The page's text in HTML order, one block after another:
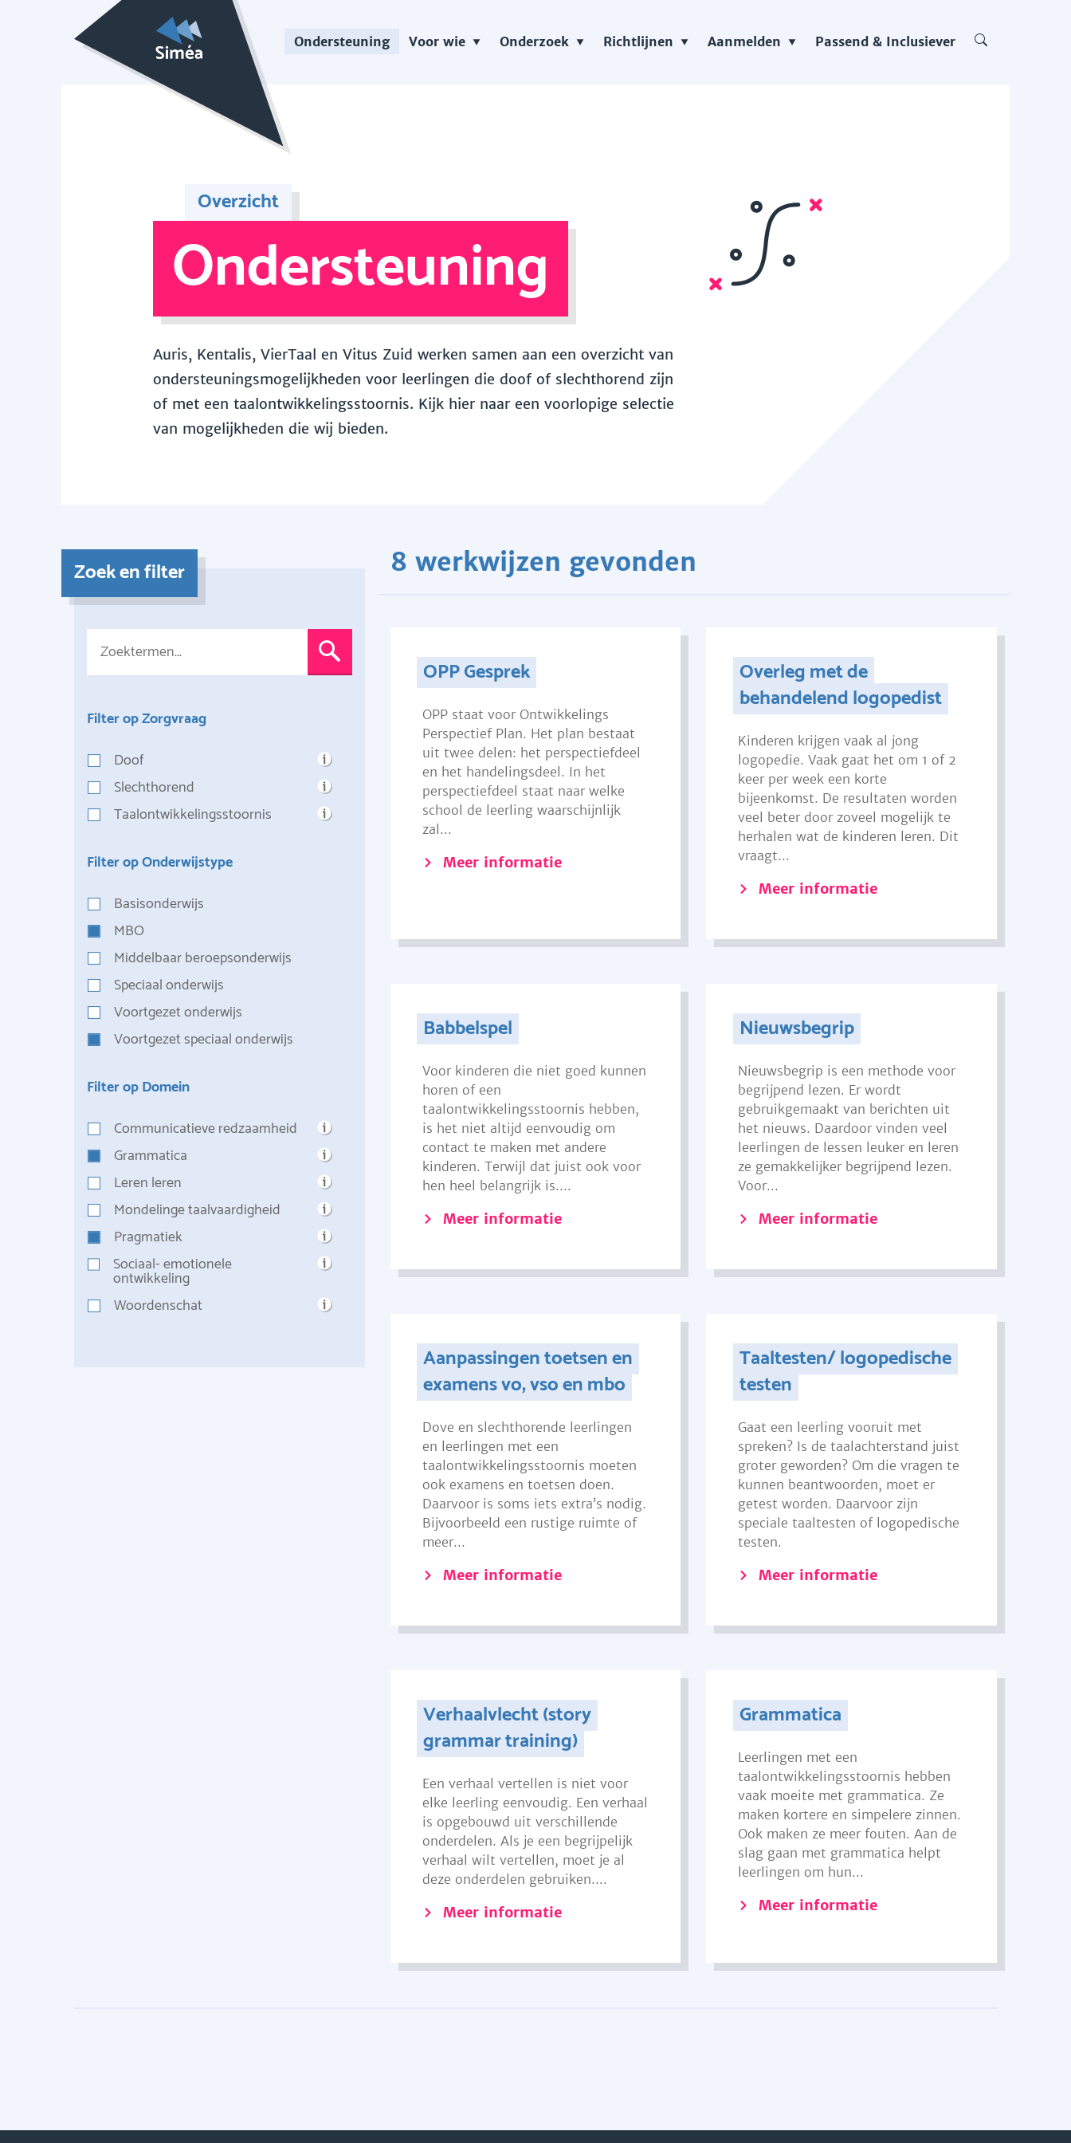
Ondersteuning Voor wie Onderzoek Richtlijnen Aanmelden Passend & Inclusiever
Overzicht
Ondersteuning
Auris, Kentalis, VierTaal en Vitus Zuid werken samen aan een overzicht van
ondersteuningsmogelijkheden voor leerlingen die doof of slechthorend zijn
of met een taalontwikkelingsstoornis. Kijk hier naar een voorlopige selectie
van mogelijkheden die wij bieden.
Zoek en filter
Filter op Zorgvraag
Doof
Slechthorend
Taalontwikkelingsstoornis
Filter op Onderwijstype
Basisonderwijs
MBO
Middelbaar beroepsonderwijs
Speciaal onderwijs
Voortgezet onderwijs
Voortgezet speciaal onderwijs
Filter op Domein
Communicatieve redzaamheid
Grammatica
Leren leren
Mondelinge taalvaardigheid
Pragmatiek
Sociaal- emotionele
ontwikkeling
Woordenschat
8 werkwijzen gevonden
OPP Gesprek
OPP staat voor Ontwikkelings
Perspectief Plan. Het plan bestaat
uit twee delen: het perspectiefdeel
en het handelingsdeel. In het
perspectiefdeel staat naar welke
school de leerling waarschijnlijk
zal...
Meer informatie
Overleg met de
behandelend logopedist
Kinderen krijgen vaak al jong
logopedie. Vaak gaat het om 1 of 2
keer per week een korte
bijeenkomst. De resultaten worden
veel beter door zoveel mogelijk te
herhalen wat de kinderen leren. Dit
vraagt...
Meer informatie
Babbelspel
Voor kinderen die niet goed kunnen
horen of een
taalontwikkelingsstoornis hebben,
is het niet altijd eenvoudig om
contact te maken met andere
kinderen. Terwijl dat juist ook voor
hen heel belangrijk is....
Meer informatie
Nieuwsbegrip
Nieuwsbegrip is een methode voor
begrijpend lezen. Er wordt
gebruikgemaakt van berichten uit
het nieuws. Daardoor vinden veel
leerlingen de lessen leuker en leren
ze gemakkelijker begrijpend lezen.
Voor...
Meer informatie
Aanpassingen toetsen en
examens vo, vso en mbo
Dove en slechthorende leerlingen
en leerlingen met een
taalontwikkelingsstoornis moeten
ook examens en toetsen doen.
Daarvoor is soms iets extra’s nodig.
Bijvoorbeeld een rustige ruimte of
meer...
Meer informatie
Taaltesten/ logopedische
testen
Gaat een leerling vooruit met
spreken? Is de taalachterstand juist
groter geworden? Om die vragen te
kunnen beantwoorden, moet er
getest worden. Daarvoor zijn
speciale taaltesten of logopedische
testen.
Meer informatie
Verhaalvlecht (story
grammar training)
Een verhaal vertellen is niet voor
elke leerling eenvoudig. Een verhaal
is opgebouwd uit verschillende
onderdelen. Als je een begrijpelijk
verhaal wilt vertellen, moet je al
deze onderdelen gebruiken....
Meer informatie
Grammatica
Leerlingen met een
taalontwikkelingsstoornis hebben
vaak moeite met grammatica. Ze
maken kortere en simpelere zinnen.
Ook maken ze meer fouten. Aan de
slag gaan met grammatica helpt
leerlingen om hun...
Meer informatie